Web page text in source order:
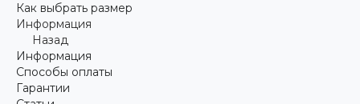
Как выбрать размер
Информация
Назад
Информация
Способы оплаты
Гарантии